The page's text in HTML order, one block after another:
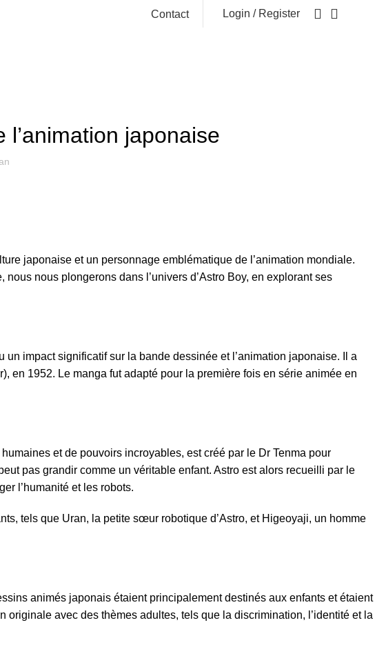
Contact Login / Register
japonaise
japonaise et un personnage emblématique de l’animation mondiale.
nous plongerons dans l’univers d’Astro Boy, en explorant ses
impact significatif sur la bande dessinée et l’animation japonaise. Il a
en 1952. Le manga fut adapté pour la première fois en série animée en
et de pouvoirs incroyables, est créé par le Dr Tenma pour
pas grandir comme un véritable enfant. Astro est alors recueilli par le
l’humanité et les robots.
tels que Uran, la petite sœur robotique d’Astro, et Higeoyaji, un homme
animés japonais étaient principalement destinés aux enfants et étaient
avec des thèmes adultes, tels que la discrimination, l’identité et la